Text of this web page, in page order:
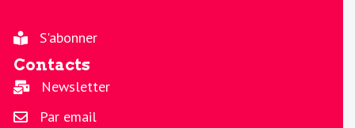
S'abonner
Contacts
Newsletter
Par email